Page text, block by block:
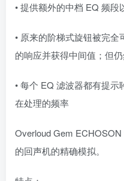
• 提供额外的中档 EQ 频段
• 原来的阶梯式旋钮被完
的响应并获得中间值；但仍
• 每个 EQ 滤波器都有提
在处理的频率
Overloud Gem
的回声机的精确模拟。